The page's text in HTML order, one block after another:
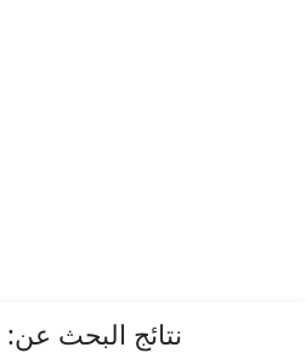
نتائج البحث عن: